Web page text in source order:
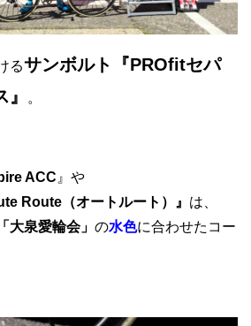
るサンボルト『PROfitセパ
。
ACC 』や
Route（オートルート）』 は、
「大泉愛輪会」 の水色に合わせたコー